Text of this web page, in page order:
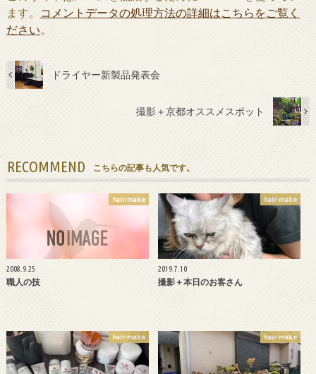
ます。
コメントデータの処理方法の詳細はこちらをご覧く
ださい
ドライヤー新製品発表会
撮影＋京都オススメスポット
RECOMMEND こちらの記事も人気です。
hair-make
2008.9.25
職人の技
hair-make
2019.7.10
撮影＋本日のお客さん
hair-make hair-make